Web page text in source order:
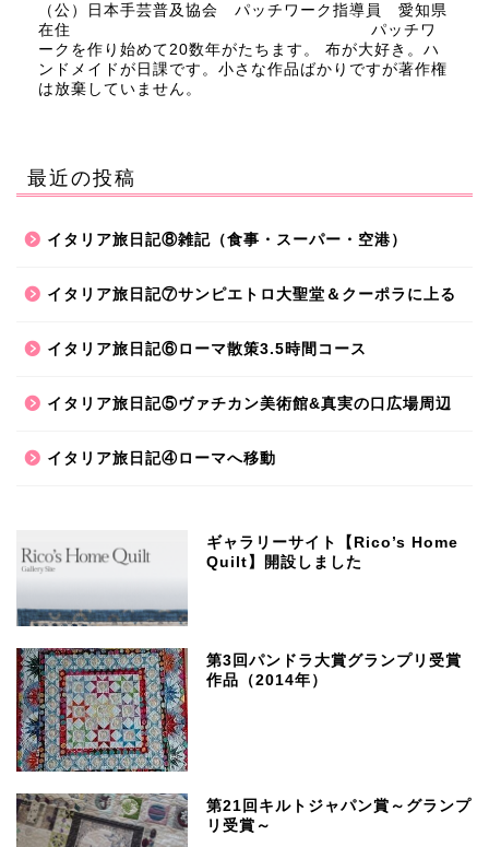
（公）日本手芸普及協会 パッチワーク指導員 愛知県
在住 パッチワ
ークを作り始めて20数年がたちます。 布が大好き。ハ
ンドメイドが日課です。小さな作品ばかりですが著作権
は放棄していません。
最近の投稿
イタリア旅日記⑧雑記（食事・スーパー・空港）
イタリア旅日記⑦サンピエトロ大聖堂＆クーポラに上る
イタリア旅日記⑥ローマ散策3.5時間コース
イタリア旅日記⑤ヴァチカン美術館&真実の口広場周辺
イタリア旅日記④ローマへ移動
ギャラリーサイト【Rico’s Home
Quilt】開設しました
第3回パンドラ大賞グランプリ受賞
作品（2014年）
第21回キルトジャパン賞～グランプ
リ受賞～